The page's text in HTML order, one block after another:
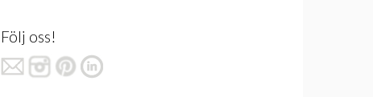
Följ oss!